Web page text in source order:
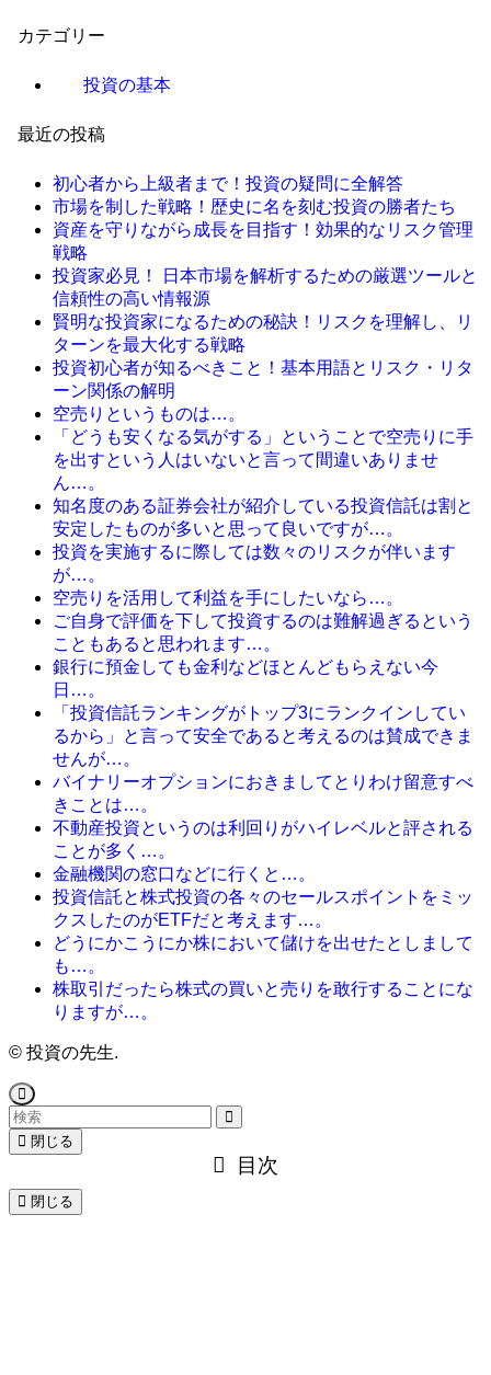
カテゴリー
投資の基本
最近の投稿
初心者から上級者まで！投資の疑問に全解答
市場を制した戦略！歴史に名を刻む投資の勝者たち
資産を守りながら成長を目指す！効果的なリスク管理
戦略
投資家必見！ 日本市場を解析するための厳選ツールと
信頼性の高い情報源
賢明な投資家になるための秘訣！リスクを理解し、リ
ターンを最大化する戦略
投資初心者が知るべきこと！基本用語とリスク・リタ
ーン関係の解明
空売りというものは…。
「どうも安くなる気がする」ということで空売りに手
を出すという人はいないと言って間違いありませ
ん…。
知名度のある証券会社が紹介している投資信託は割と
安定したものが多いと思って良いですが…。
投資を実施するに際しては数々のリスクが伴います
が…。
空売りを活用して利益を手にしたいなら…。
ご自身で評価を下して投資するのは難解過ぎるという
こともあると思われます…。
銀行に預金しても金利などほとんどもらえない今
日…。
「投資信託ランキングがトップ3にランクインしてい
るから」と言って安全であると考えるのは賛成できま
せんが…。
バイナリーオプションにおきましてとりわけ留意すべ
きことは…。
不動産投資というのは利回りがハイレベルと評される
ことが多く…。
金融機関の窓口などに行くと…。
投資信託と株式投資の各々のセールスポイントをミッ
クスしたのがETFだと考えます…。
どうにかこうにか株において儲けを出せたとしまして
も…。
株取引だったら株式の買いと売りを敢行することにな
りますが…。
© 投資の先生.
閉じる
目次
閉じる